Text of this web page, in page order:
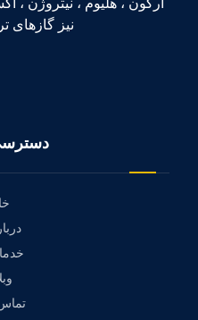
آرگون ، هلیوم ، نیتروژن ،
نیز گازهای